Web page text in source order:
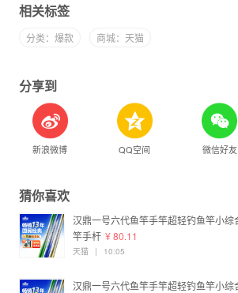
相关标签
分类：爆款 商城：天猫
分享到
新浪微博 QQ空间 微信好友
猜你喜欢
汉鼎一号六代鱼竿手竿超轻钓鱼竿小
竿手杆 ¥ 80.11
天猫 | 10:05
汉鼎一号六代鱼竿手竿超轻钓鱼竿小